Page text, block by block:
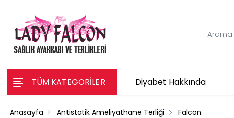
TÜM KATEGORİLER Diyabet Hakkında
Anasayfa Antistatik Ameliyathane Terliği Falcon